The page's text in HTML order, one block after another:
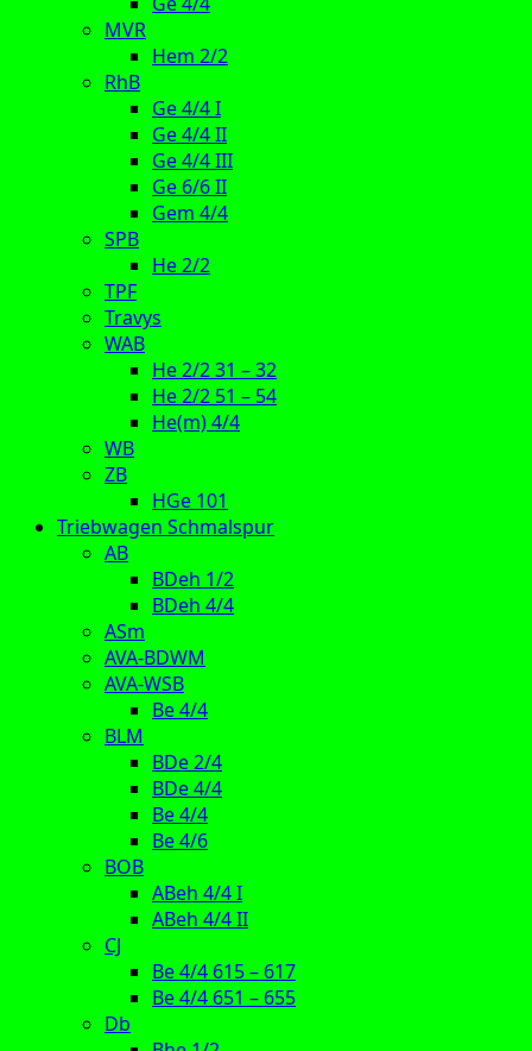
MVR
Hem 2/2
RhB
Ge 4/4 I
Ge 4/4 II
Ge 4/4 III
Ge 6/6 II
Gem 4/4
SPB
He 2/2
TPF
Travys
WAB
He 2/2 31 – 32
He 2/2 51 – 54
He(m) 4/4
WB
ZB
HGe 101
Triebwagen Schmalspur
AB
BDeh 1/2
BDeh 4/4
ASm
AVA-BDWM
AVA-WSB
Be 4/4
BLM
BDe 2/4
BDe 4/4
Be 4/4
Be 4/6
BOB
ABeh 4/4 I
ABeh 4/4 II
CJ
Be 4/4 615 – 617
Be 4/4 651 – 655
Db